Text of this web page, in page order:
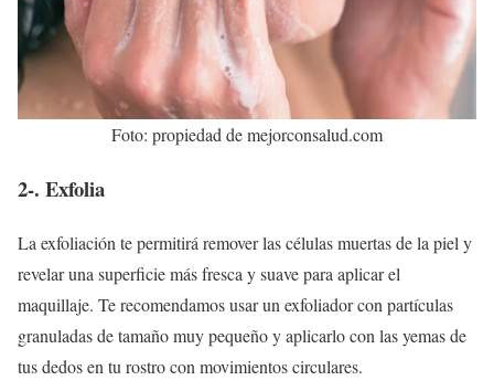
Foto: propiedad de mejorconsalud.com
2-. Exfolia
La exfoliación te permitirá remover las células muertas de la piel y
revelar una superficie más fresca y suave para aplicar el
maquillaje. Te recomendamos usar un exfoliador con partículas
granuladas de tamaño muy pequeño y aplicarlo con las yemas de
tus dedos en tu rostro con movimientos circulares.